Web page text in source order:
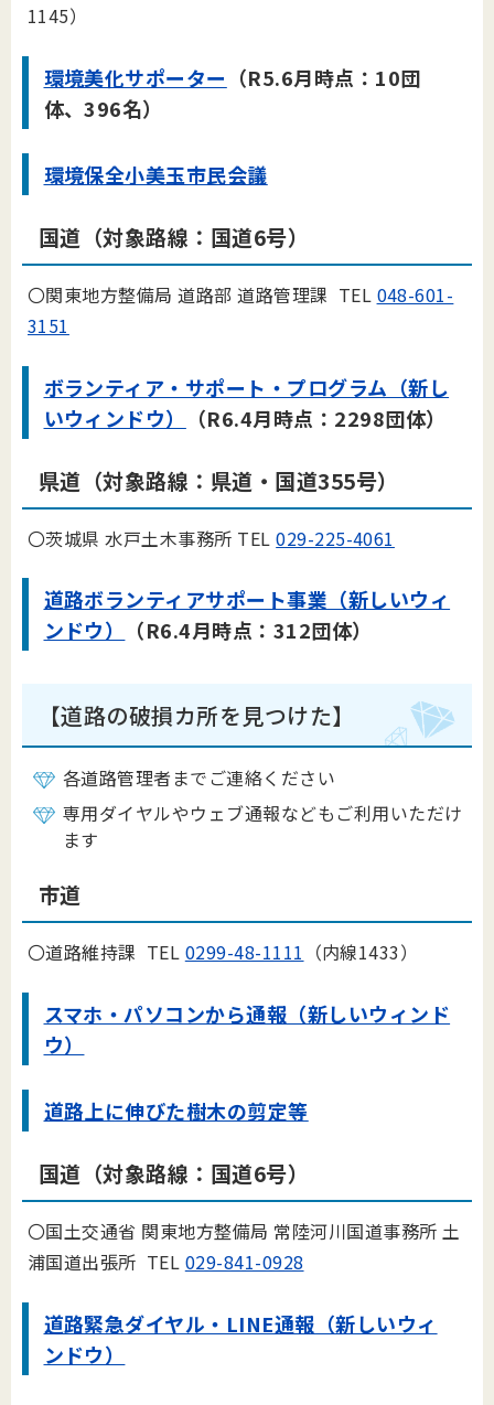
1145）
環境美化サポーター （R5.6月時点：10団
体、396名）
環境保全小美玉市民会議
国道（対象路線：国道6号）
〇関東地方整備局 道路部 道路管理課 TEL 048-601-
3151
ボランティア・サポート・プログラム（新し
いウィンドウ）
（R6.4月時点：2298団体）
県道 （対象路線：県道・国道355号）
〇茨城県 水戸土木事務所 TEL029-225-4061
道路ボランティアサポート事業（新しいウィ
ンドウ）
（R6.4月時点：312団体）
【道路の破損カ所を見つけた】
各道路管理者までご連絡ください
専用ダイヤルやウェブ通報などもご利用いただけ
ます
市道
〇道路維持課 TEL 0299-48-1111 （内線1433）
スマホ・パソコンから通報（新しいウィンド
ウ）
道路上に伸びた樹木の剪定等
国道（対象路線：国道6号）
〇国土交通省 関東地方整備局 常陸河川国道事務所 土
浦国道出張所 TEL 029-841-0928
道路緊急ダイヤル・LINE通報（新しいウィ
ンドウ）